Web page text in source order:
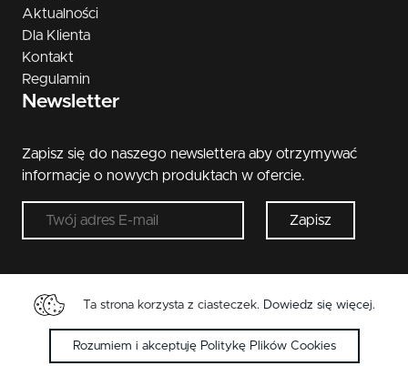
Aktualności
Dla Klienta
Kontakt
Regulamin
Newsletter
Zapisz się do naszego newslettera aby otrzymywać
informacje o nowych produktach w ofercie.
Zapisz
Copyright © 2026 Metal-Bud. Wszelkie przwa
zastrzeżone.
Ta strona korzysta z ciasteczek. Dowiedz się więcej.
Rozumiem i akceptuję Politykę Plików Cookies